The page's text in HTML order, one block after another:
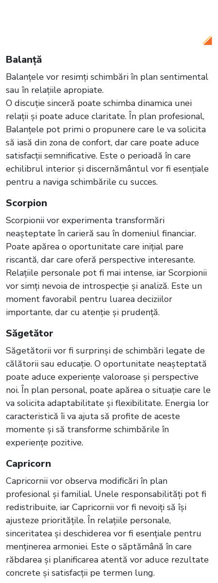
Balanță
Balanțele vor resimți schimbări în plan sentimental
sau în relațiile apropiate.
O discuție sinceră poate schimba dinamica unei
relații și poate aduce claritate. În plan profesional,
Balanțele pot primi o propunere care le va solicita
să iasă din zona de confort, dar care poate aduce
satisfacții semnificative. Este o perioadă în care
echilibrul interior și discernământul vor fi esențiale
pentru a naviga schimbările cu succes.
Scorpion
Scorpionii vor experimenta transformări
neașteptate în carieră sau în domeniul financiar.
Poate apărea o oportunitate care inițial pare
riscantă, dar care oferă perspective interesante.
Relațiile personale pot fi mai intense, iar Scorpionii
vor simți nevoia de introspecție și analiză. Este un
moment favorabil pentru luarea deciziilor
importante, dar cu atenție și prudență.
Săgetător
Săgetătorii vor fi surprinși de schimbări legate de
călătorii sau educație. O oportunitate neașteptată
poate aduce experiențe valoroase și perspective
noi. În plan personal, poate apărea o situație care le
va solicita adaptabilitate și flexibilitate. Energia lor
caracteristică îi va ajuta să profite de aceste
momente și să transforme schimbările în
experiențe pozitive.
Capricorn
Capricornii vor observa modificări în plan
profesional și familial. Unele responsabilități pot fi
redistribuite, iar Capricornii vor fi nevoiți să își
ajusteze prioritățile. În relațiile personale,
sinceritatea și deschiderea vor fi esențiale pentru
menținerea armoniei. Este o săptămână în care
răbdarea și planificarea atentă vor aduce rezultate
concrete și satisfacții pe termen lung.